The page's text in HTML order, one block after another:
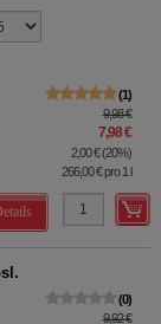
1
9,98 €
7,98 €
2,00 €(20%)
266,00 €pro 1 l
0
9,92 €